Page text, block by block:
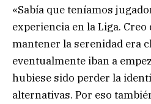
«Sabía que teníamos
experiencia en la Liga.
mantener la serenidad era
eventualmente iban a
hubiese sido perder la
alternativas. Por eso